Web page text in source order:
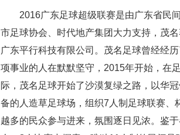
2016广东足球超级联赛是由广东省民
市足球协会、时代地产集团大力支持，茂
广东平行科技有限公司。茂名足球曾经经
项事业的人在默默坚守， 2015年开始，在
际，茂名足球开始了沙漠复绿之路，以华
备的人造草足球场，组织7 人制足球联赛、
越多的民众参与进来，氛围逐日见浓。鉴